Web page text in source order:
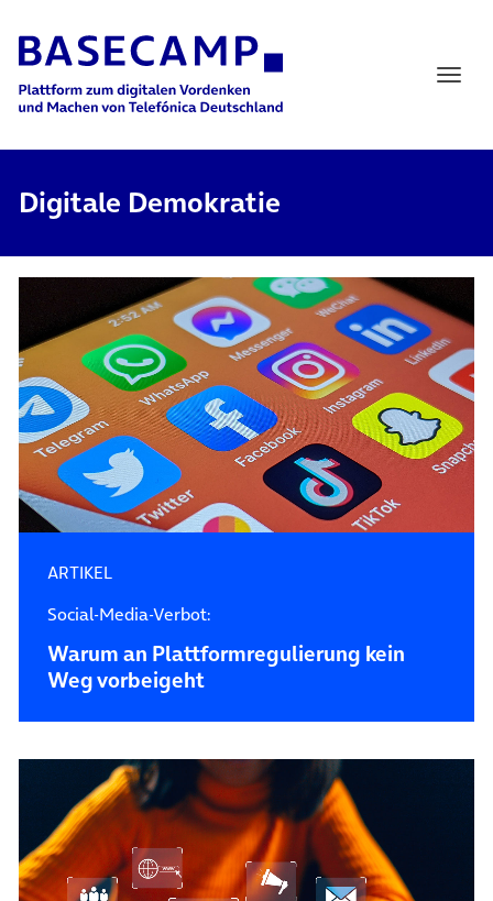
Main Navigation
Digitale Demokratie
ARTIKEL
Social-Media-Verbot:
Warum an Plattformregulierung kein
Weg vorbeigeht